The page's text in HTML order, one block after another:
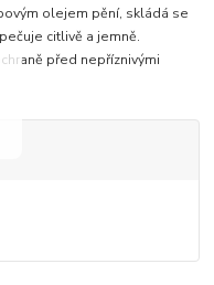
olejem pění, skládá se
citlivě a jemně.
před nepříznivými